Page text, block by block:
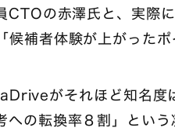
CTOの赤澤氏と、実際
候補者体験が上がった
がそれほど知名度
への転換率８割」とい